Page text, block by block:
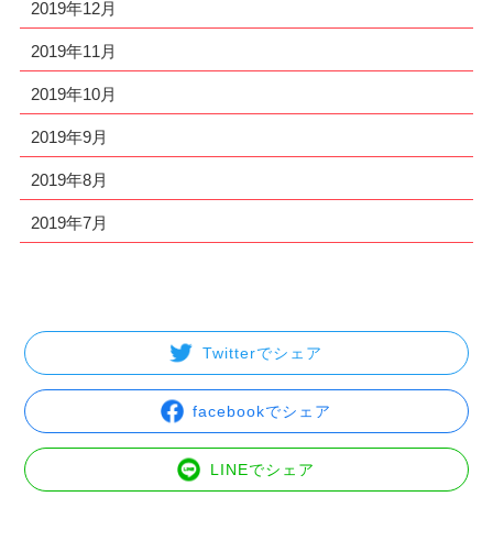
2019年12月
2019年11月
2019年10月
2019年9月
2019年8月
2019年7月
Twitterでシェア
facebookでシェア
LINEでシェア